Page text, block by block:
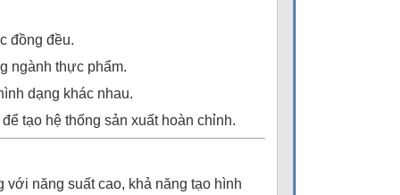
đồng đều.
ngành thực phẩm.
dạng khác nhau.
tạo hệ thống sản xuất hoàn chỉnh.
năng suất cao, khả năng tạo hình